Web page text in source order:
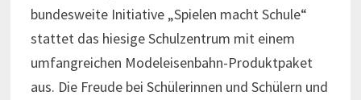
bundesweite Initiative „Spielen macht Schule“
stattet das hiesige Schulzentrum mit einem
umfangreichen Modeleisenbahn-Produktpaket
aus. Die Freude bei Schülerinnen und Schülern und